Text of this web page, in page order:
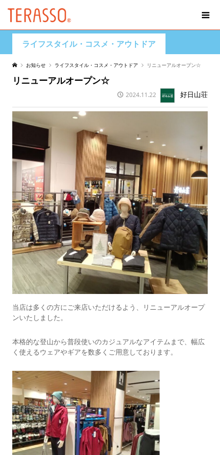
ライフスタイル・コスメ・アウトドア
お知らせ ライフスタイル・コスメ・アウトドア リニューアルオープン☆
リニューアルオープン☆
2024.11.22 好日山荘
当店は多くの方にご来店いただけるよう、リニューアルオープ
ンいたしました。
本格的な登山から普段使いのカジュアルなアイテムまで、幅広
く使えるウェアやギアを数多くご用意しております。